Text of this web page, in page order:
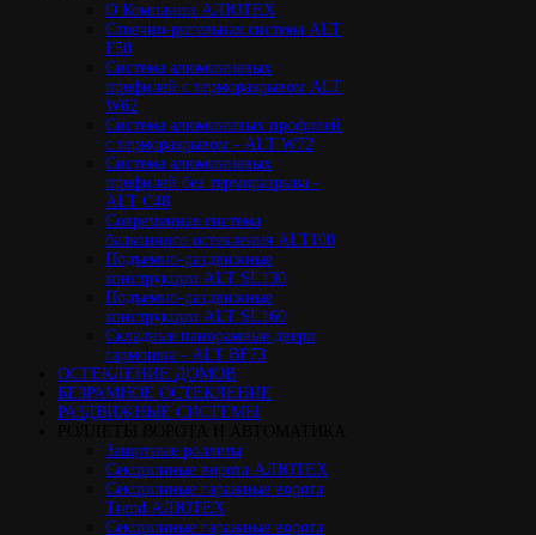
О Компании АЛЮТЕХ
Стоечно-ригельная система ALT
F50
Cистема алюминиевых
профилей с терморазрывом ALT
W62
Система алюминивых профилей
с терморазрывом - ALT W72
Cистема алюминиевых
профилей без терморазрыва -
ALT C48
Cовременная система
балконного остекления ALT100
Подъемно-раздвижные
конструкции ALT SL130
Подъемно-раздвижные
конструкции ALT SL160
Cкладные панорамные двери
гармошка - ALT BF73
ОСТЕКЛЕНИЕ ДОМОВ
БЕЗРАМНОЕ ОСТЕКЛЕНИЕ
РАЗДВИЖНЫЕ СИСТЕМЫ
Защитные роллеты
Секционные ворота АЛЮТЕХ
Секционные гаражные ворота
Trend АЛЮТЕХ
Секционные гаражные ворота